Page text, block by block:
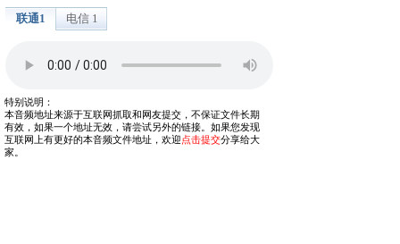
联通1 电信 1
特别说明：
本音频地址来源于互联网抓取和网友提交，不保证文件长期
有效，如果一个地址无效，请尝试另外的链接。如果您发现
互联网上有更好的本音频文件地址，欢迎点击提交分享给大
家。